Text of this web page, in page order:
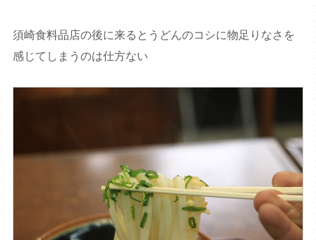
須崎食料品店の後に来るとうどんのコシに物足りなさを
感じてしまうのは仕方ない